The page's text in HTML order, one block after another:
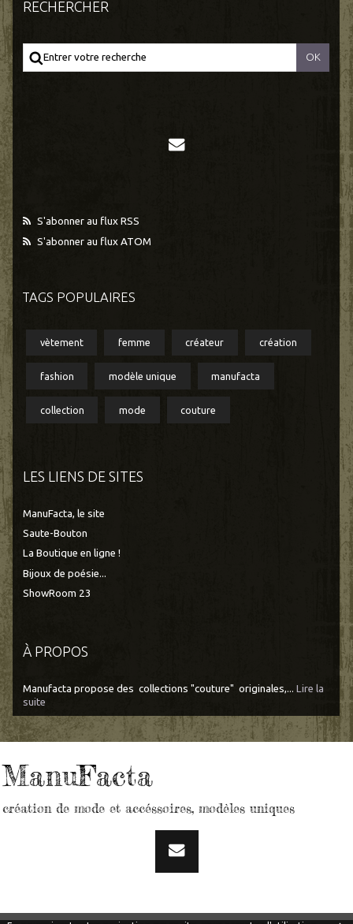
RECHERCHER
S'abonner au flux RSS
S'abonner au flux ATOM
TAGS POPULAIRES
vètement femme créateur création
fashion modèle unique manufacta
collection mode couture
LES LIENS DE SITES
ManuFacta, le site
Saute-Bouton
La Boutique en ligne !
Bijoux de poésie...
ShowRoom 23
À PROPOS
Manufacta propose des collections "couture" originales,... Lire la
suite
ManuFacta
création de mode et accéssoires, modèles uniques